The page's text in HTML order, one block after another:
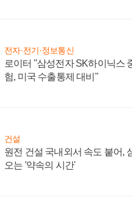
전자·전기·정보통신
로이터 "삼성전자 SK하이닉스
험, 미국 수출통제 대비"
건설
원전 건설 국내외서 속도 붙어,
오는 '약속의 시간'